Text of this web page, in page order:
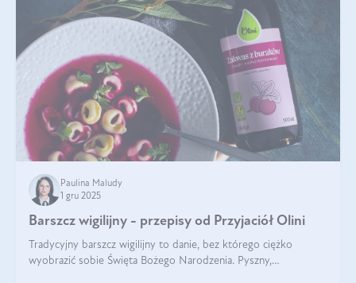
Paulina Maludy
1 gru 2025
Barszcz wigilijny - przepisy od Przyjaciół Olini
Tradycyjny barszcz wigilijny to danie, bez którego ciężko
wyobrazić sobie Święta Bożego Narodzenia. Pyszny,